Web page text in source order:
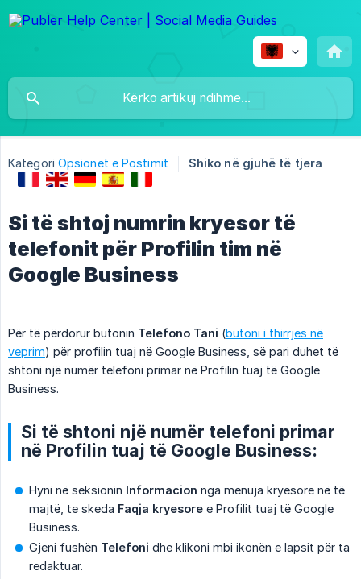
Kategori Opsionet e Postimit Shiko në gjuhë të tjera
Si të shtoj numrin kryesor të
telefonit për Profilin tim në
Google Business
Për të përdorur butonin Telefono Tani (butoni i thirrjes në
veprim) për profilin tuaj në Google Business, së pari duhet të
shtoni një numër telefoni primar në Profilin tuaj të Google
Business.
Si të shtoni një numër telefoni primar
në Profilin tuaj të Google Business:
Hyni në seksionin Informacion nga menuja kryesore në të
majtë, te skeda Faqja kryesore e Profilit tuaj të Google
Business.
Gjeni fushën Telefoni dhe klikoni mbi ikonën e lapsit për ta
redaktuar.